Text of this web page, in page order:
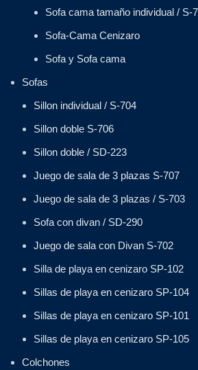
Sofa cama tamaño individual / S-
Sofa-Cama Cenizaro
Sofa y Sofa cama
Sofas
Sillon individual / S-704
Sillon doble S-706
Sillon doble / SD-223
Juego de sala de 3 plazas S-707
Juego de sala de 3 plazas / S-703
Sofa con divan / SD-290
Juego de sala con Divan S-702
Silla de playa en cenizaro SP-102
Sillas de playa en cenizaro SP-104
Sillas de playa en cenizaro SP-101
Sillas de playa en cenizaro SP-105
Colchones